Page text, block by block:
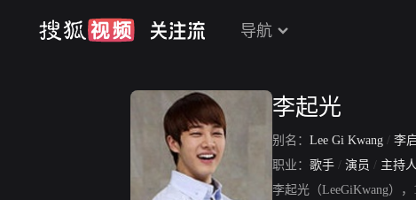
导航
李起光
别名： Lee Gi Kwang / 李
职业： 歌手 / 演员 / 主持人
李起光（LeeGiKwang）